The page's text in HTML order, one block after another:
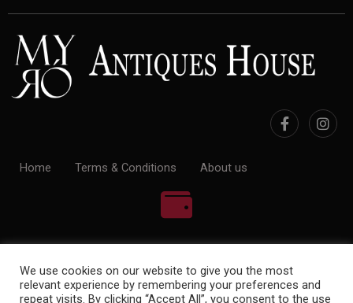
Home Terms & Conditions About us
We use cookies on our website to give you the most
relevant experience by remembering your preferences and
repeat visits. By clicking “Accept All”, you consent to the use